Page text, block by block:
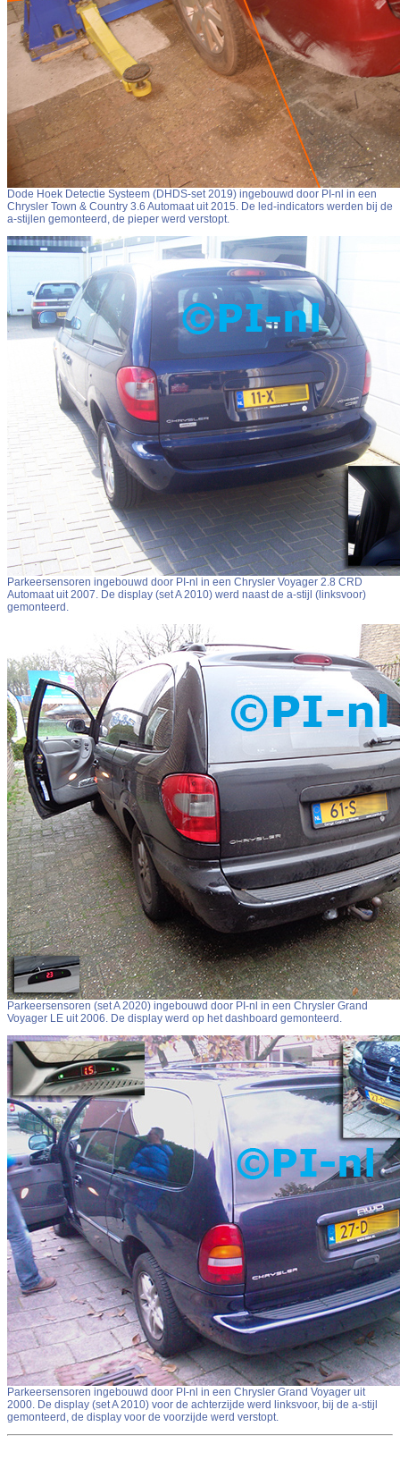
Dode Hoek Detectie Systeem (DHDS-set 2019) ingebouwd door PI-nl in een
Chrysler Town & Country 3.6 Automaat uit 2015. De led-indicators werden bij de
a-stijlen gemonteerd, de pieper werd verstopt.
Parkeersensoren ingebouwd door PI-nl in een Chrysler Voyager 2.8 CRD
Automaat uit 2007. De display (set A 2010) werd naast de a-stijl (linksvoor)
gemonteerd.
Parkeersensoren (set A 2020) ingebouwd door PI-nl in een Chrysler Grand
Voyager LE uit 2006. De display werd op het dashboard gemonteerd.
Parkeersensoren ingebouwd door PI-nl in een Chrysler Grand Voyager uit
2000. De display (set A 2010) voor de achterzijde werd linksvoor, bij de a-stijl
gemonteerd, de display voor de voorzijde werd verstopt.